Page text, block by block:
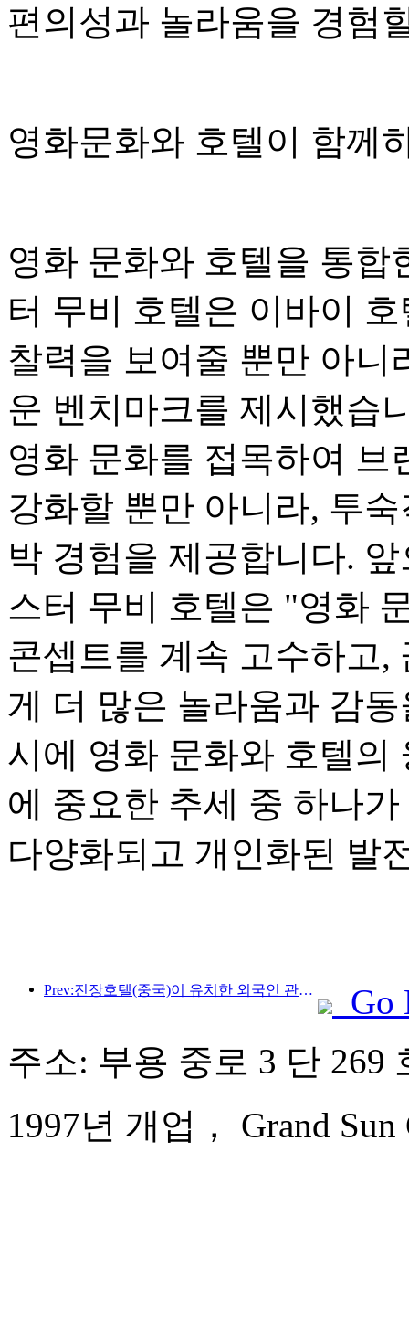
편의성과 놀라움을 경험
영화문화와 호텔이 함께
영화 문화와 호텔을 통합
터 무비 호텔은 이바이
찰력을 보여줄 뿐만 아니
운 벤치마크를 제시했습
영화 문화를 접목하여 브
강화할 뿐만 아니라, 투
박 경험을 제공합니다.
스터 무비 호텔은 "영화
콘셉트를 계속 고수하고,
게 더 많은 놀라움과 감
시에 영화 문화와 호텔의
에 중요한 추세 중 하나
다양화되고 개인화된 발
Prev:진장호텔(중국)이 유치한 외국인 관광객 수가 전년 대비 9배 이상 증가했다.
Go
주소: 부용 중로 3 단 269
1997년 개업， Grand